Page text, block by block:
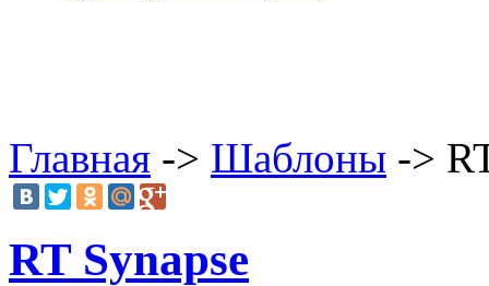
Главная -> Шаблоны ->
RT Synapse